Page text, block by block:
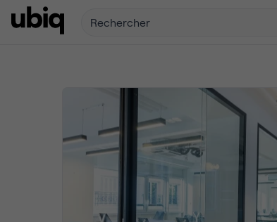
Rechercher